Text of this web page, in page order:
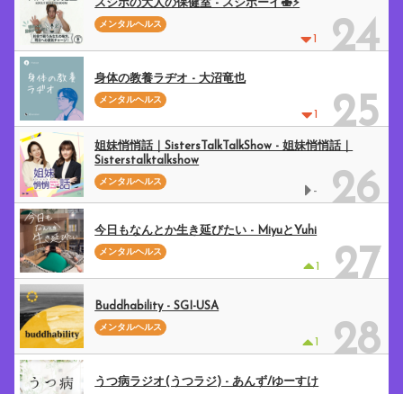
1 24
スシボの大人の保健室 - スシボーイ🍣⚡️
メンタルヘルス
1 25
身体の教養ラヂオ - 大沼竜也
メンタルヘルス
- 26
姐妹悄悄話｜SistersTalkTalkShow - 姐妹悄悄話｜
Sisterstalktalkshow
メンタルヘルス
1 27
今日もなんとか生き延びたい - MiyuとYuhi
メンタルヘルス
1 28
Buddhability - SGI-USA
メンタルヘルス
うつ病ラジオ(うつラジ) - あんず/ゆーすけ